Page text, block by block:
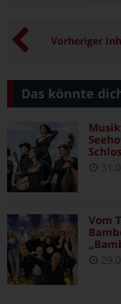
Vorheriger
Das könnte
Vom